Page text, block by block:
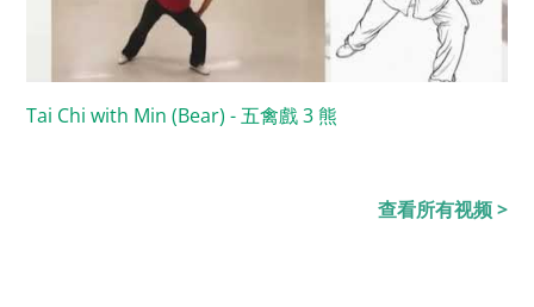
Tai Chi with Min (Bear) - 五禽戲 3 熊
查看所有视频 >